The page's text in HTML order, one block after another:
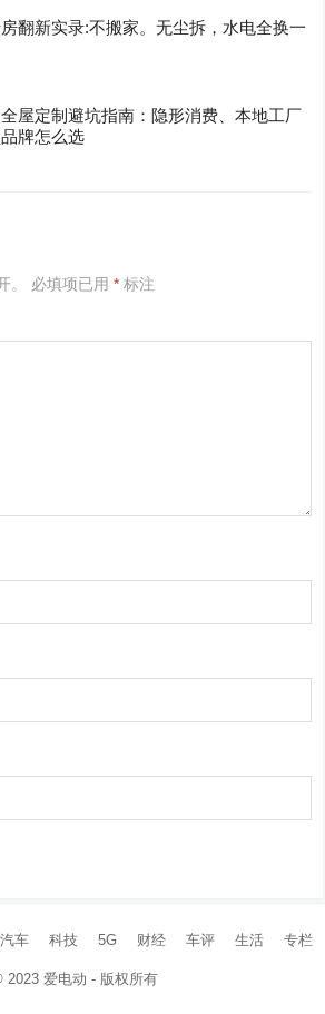
翻新实录:不搬家。无尘拆，水电全换一
屋定制避坑指南：隐形消费、本地工厂
牌怎么选
。 必填项已用* 标注
汽车 科技 5G 财经 车评 生活 专栏
2023爱电动 - 版权所有